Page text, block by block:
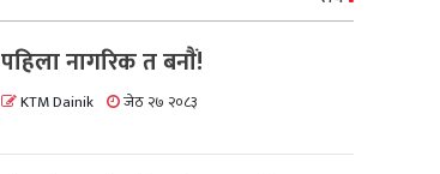
पहिला नागरिक त बनाैं!
KTM Dainik जेठ २७ २०८३